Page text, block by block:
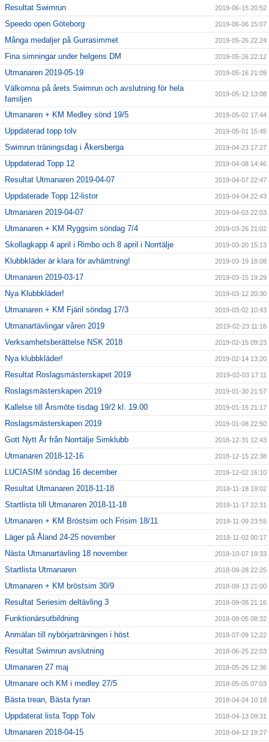
Resultat Swimrun 2019-06-15 20:52
Speedo open Göteborg 2019-06-06 15:07
Många medaljer på Gurrasimmet 2019-05-26 22:24
Fina simningar under helgens DM 2019-05-26 22:12
Utmanaren 2019-05-19 2019-05-16 21:09
Välkomna på årets Swimrun och avslutning för hela
familjen
2019-05-12 13:08
Utmanaren + KM Medley sönd 19/5 2019-05-02 17:44
Uppdaterad topp tolv 2019-05-01 15:45
Swimrun träningsdag i Åkersberga 2019-04-23 17:27
Uppdaterad Topp 12 2019-04-08 14:46
Resultat Utmanaren 2019-04-07 2019-04-07 22:47
Uppdaterade Topp 12-listor 2019-04-04 22:43
Utmanaren 2019-04-07 2019-04-03 22:03
Utmanaren + KM Ryggsim söndag 7/4 2019-03-26 21:02
Skollagkapp 4 april i Rimbo och 8 april i Norrtälje 2019-03-20 15:13
Klubbkläder är klara för avhämtning! 2019-03-19 18:08
Utmanaren 2019-03-17 2019-03-15 19:29
Nya Klubbkläder! 2019-03-12 20:30
Utmanaren + KM Fjäril söndag 17/3 2019-03-02 10:43
Utmanartävlingar våren 2019 2019-02-23 11:16
Verksamhetsberättelse NSK 2018 2019-02-15 09:23
Nya klubbkläder! 2019-02-14 13:20
Resultat Roslagsmästerskapet 2019 2019-02-03 17:11
Roslagsmästerskapen 2019 2019-01-30 21:57
Kallelse till Årsmöte tisdag 19/2 kl. 19.00 2019-01-15 21:17
Roslagsmästerskapen 2019 2019-01-08 22:50
Gott Nytt År från Norrtälje Simklubb 2018-12-31 12:43
Utmanaren 2018-12-16 2018-12-15 22:38
LUCIASIM söndag 16 december 2018-12-02 16:10
Resultat Utmanaren 2018-11-18 2018-11-18 19:02
Startlista till Utmanaren 2018-11-18 2018-11-17 22:31
Utmanaren + KM Bröstsim och Frisim 18/11 2018-11-09 23:55
Läger på Åland 24-25 november 2018-11-02 00:17
Nästa Utmanartävling 18 november 2018-10-07 19:33
Startlista Utmanaren 2018-09-28 22:25
Utmanaren + KM bröstsim 30/9 2018-09-13 21:00
Resultat Seriesim deltävling 3 2018-09-08 21:16
Funktionärsutbildning 2018-09-05 08:32
Anmälan till nybörjarträningen i höst 2018-07-09 12:22
Resultat Swimrun avslutning 2018-06-25 22:03
Utmanaren 27 maj 2018-05-26 12:36
Utmanare och KM i medley 27/5 2018-05-05 07:03
Bästa trean, Bästa fyran 2018-04-24 10:18
Uppdaterat lista Topp Tolv 2018-04-13 09:31
Utmanaren 2018-04-15 2018-04-12 19:27